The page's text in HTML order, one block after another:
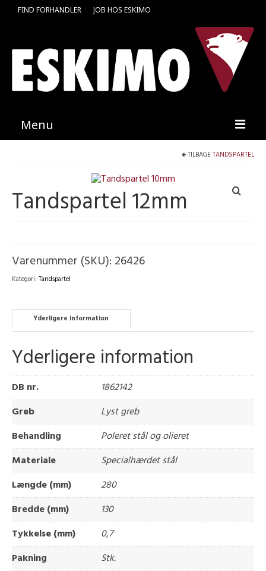
FIND FORHANDLER JOB HOS ESKIMO
Menu
Kataloger
Find en medarbejder
TILBAGETANDSPARTEL
Tandspartel 12mm
Varenummer (SKU): 26426
Kategori: Tandspartel
Yderligere information
Yderligere information
DB nr.
1862142
Greb
Lyst greb
Behandling
Poleret stål og olieret
Materiale
Specialhærdet stål
Længde (mm)
280
Bredde (mm)
130
Tykkelse (mm)
0,7
Pakning
Stk.